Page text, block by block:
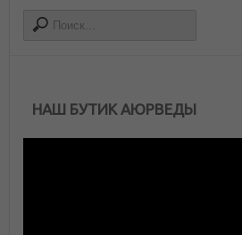
НАШ БУТИК АЮРВЕДЫ